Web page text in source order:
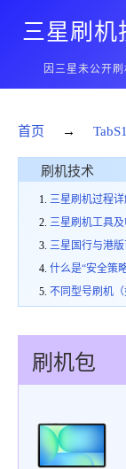
三星刷机
因三星未公开
首页 →
刷机技术
三星刷机过程详
三星刷机工具
三星国行与港
什么是“安全策
不同型号刷机
刷机包